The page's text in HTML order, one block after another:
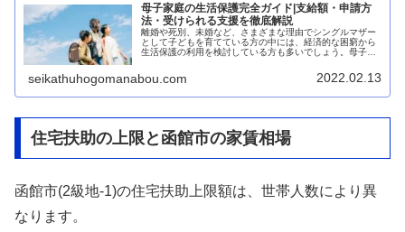
母子家庭の生活保護完全ガイド|支給額・申請方
法・受けられる支援を徹底解説
離婚や死別、未婚など、さまざまな理由でシングルマザー
として子どもを育てている方の中には、経済的な困窮から
生活保護の利用を検討している方も多いでしょう。母子家
seikathuhogomanabou.com 2022.02.13
住宅扶助の上限と函館市の家賃相場
函館市(2級地-1)の住宅扶助上限額は、世帯人数により異
なります。